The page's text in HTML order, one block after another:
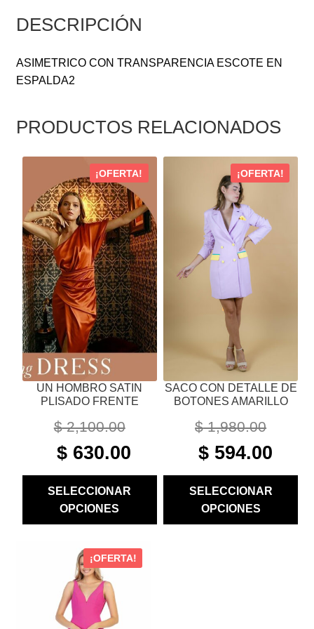
DESCRIPCIÓN
ASIMETRICO CON TRANSPARENCIA ESCOTE EN
ESPALDA2
PRODUCTOS RELACIONADOS
UN HOMBRO SATIN
PLISADO FRENTE
¡OFERTA!
$2,100.00
ORIGINAL
PRICE
$ 630.00
SELECCIONAR
OPCIONES
PRODUCTO
TIENE
MÚLTIPLES
VARIANTES.
LAS
OPCIONES
SE
PUEDEN
ELEGIR
EN
PÁGINA
DE
SACO CON DETALLE DE
BOTONES AMARILLO
¡OFERTA!
$1,980.00
ORIGINAL
PRICE
$594.00
SELECCIONAR
OPCIONES
PRODUCTO
MÚLTIPLES
VARIANTES.
OPCIONES
DE
¡OFERTA!
PRODUCTO
MÚLTIPLES
VARIANTES.